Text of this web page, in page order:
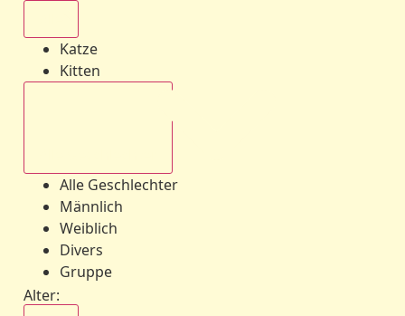
Katze
Kitten
Alle Geschlechter
Männlich
Weiblich
Divers
Gruppe
Alter: